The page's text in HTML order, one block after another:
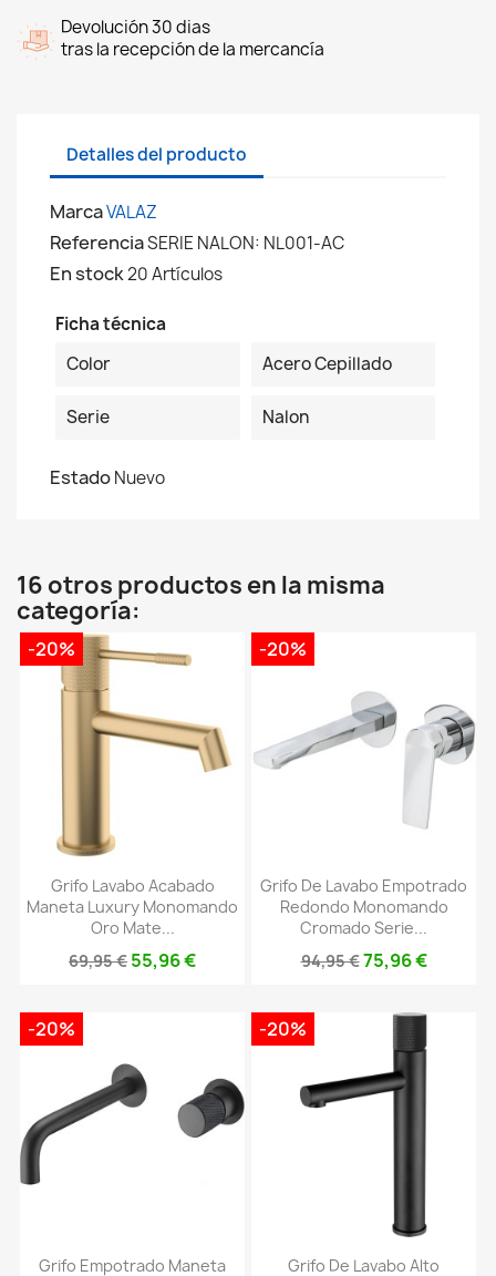
Devolución 30 dias
tras la recepción de la mercancía
Detalles del producto
MarcaVALAZ
ReferenciaSERIE NALON: NL001-AC
En stock20 Artículos
Ficha técnica
Color
Acero Cepillado
Serie Nalon
EstadoNuevo
16 otros productos en la misma
categoría:
Grifo Lavabo Acabado
Maneta Luxury Monomando
Oro Mate...
69,95 € 55,96 €
-20%
Grifo De Lavabo Empotrado
Redondo Monomando
Cromado Serie...
94,95 €75,96 €
-20%
Grifo Empotrado Maneta
-20%
Grifo De Lavabo Alto
-20%